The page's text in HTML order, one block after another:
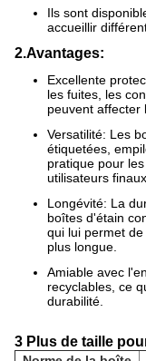
Ils sont
accueillir
2.Avantages:
Excellente
les fuites, les
peuvent affecter
Versatilité: Les
étiquetées,
pratique pour
utilisateurs finaux.
Longévité: La
boîtes d'étain
qui lui permet
plus longue.
Amiable avec
recyclables, ce
durabilité.
3 Plus de taille